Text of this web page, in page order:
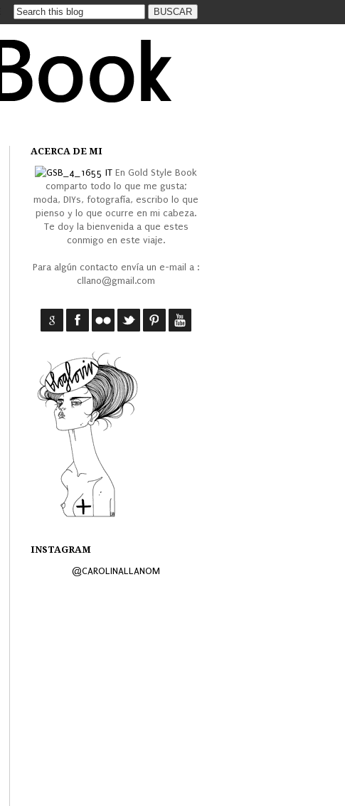
ACERCA DE MI
En Gold Style Book
comparto todo lo que me gusta;
moda, DIYs, fotografía, escribo lo que
pienso y lo que ocurre en mi cabeza.
Te doy la bienvenida a que estes
conmigo en este viaje.
Para algún contacto envía un e-mail a :
cllano@gmail.com
INSTAGRAM
@CAROLINALLANOM